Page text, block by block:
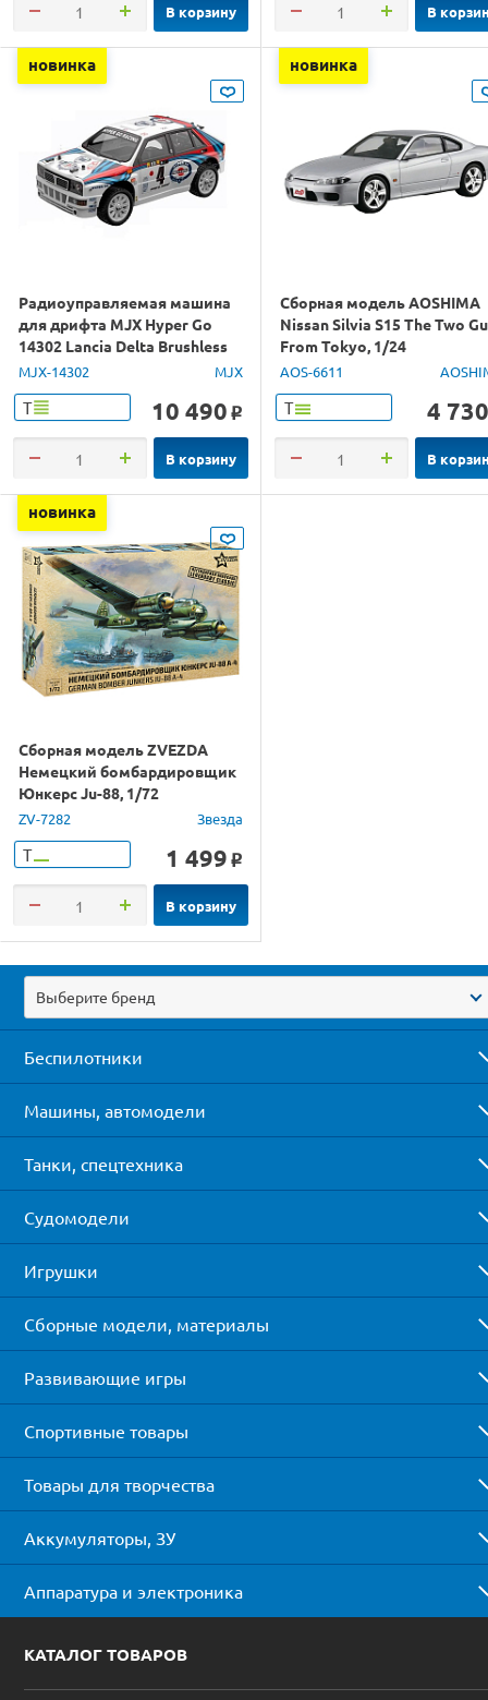
В корзину В
новинка
Радиоуправляемая машина
для дрифта MJX Hyper Go
14302 Lancia Delta Brushless
4WD 2.4G LED 1/14 RTR
MJX-14302 MJX
Т 10 490 o
В корзину
новинка
Сборная модель AOSHIMA
Nissan Silvia S15 The Two
From Tokyo, 1/24
AOS-6611
Т 4 730
В
новинка
Сборная модель ZVEZDA
Немецкий бомбардировщик
Юнкерс Ju-88, 1/72
ZV-7282 Звезда
Т 1 499 o
В корзину
Выберите бренд
Беспилотники
Машины, автомодели
Танки, спецтехника
Судомодели
Игрушки
Сборные модели, материалы
Развивающие игры
Спортивные товары
Товары для творчества
Аккумуляторы, ЗУ
Аппаратура и электроника
КАТАЛОГ ТОВАРОВ